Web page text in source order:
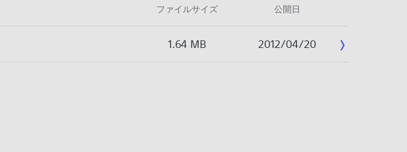
ファイルサイズ 公開日
1.64 MB 2012/04/20